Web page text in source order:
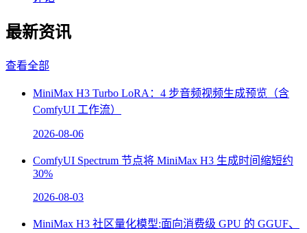
最新资讯
查看全部
MiniMax H3 Turbo LoRA：4 步音频视频生成预览（含
ComfyUI 工作流）
2026-08-06
ComfyUI Spectrum 节点将 MiniMax H3 生成时间缩短约
30%
2026-08-03
MiniMax H3 社区量化模型:面向消费级 GPU 的 GGUF、